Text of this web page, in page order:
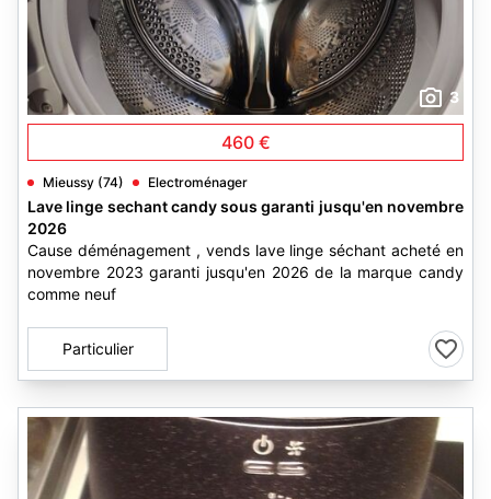
3
460 €
Mieussy (74) Electroménager
Lave linge sechant candy sous garanti jusqu'en novembre
2026
Cause déménagement , vends lave linge séchant acheté en
novembre 2023 garanti jusqu'en 2026 de la marque candy
comme neuf
Particulier